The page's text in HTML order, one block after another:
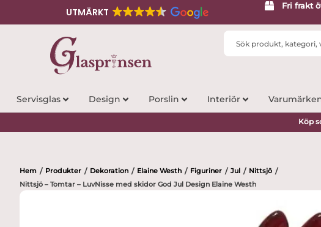
UTMÄRKT
Fri frakt
Search
Servisglas Design Porslin Interiör
Köp
Hem / Produkter / Dekoration / Elaine Westh / Figuriner / Jul / Nittsjö /
Nittsjö – Tomtar – LuvNisse med skidor God Jul Design Elaine Westh